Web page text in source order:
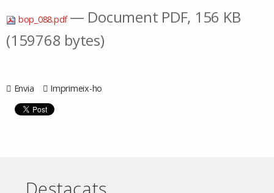
bop_088.pdf — Document PDF, 156 KB
(159768 bytes)
Envia Imprimeix-ho